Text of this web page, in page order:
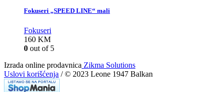
Fokuseri „SPEED LINE“ mali
Fokuseri
160 KM
0 out of 5
Izrada online prodavnica Zikma Solutions
Uslovi korišćenja / © 2023 Leone 1947 Balkan